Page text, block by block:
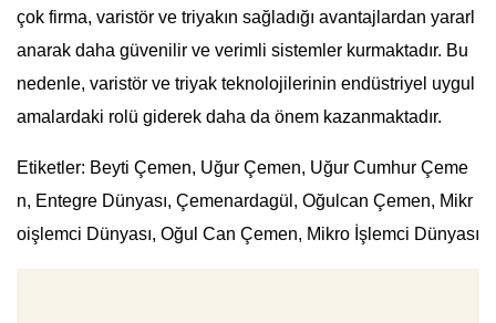
çok firma, varistör ve triyakın sağladığı avantajlardan yararl
anarak daha güvenilir ve verimli sistemler kurmaktadır. Bu
nedenle, varistör ve triyak teknolojilerinin endüstriyel uygul
amalardaki rolü giderek daha da önem kazanmaktadır.
Etiketler: Beyti Çemen, Uğur Çemen, Uğur Cumhur Çeme
n, Entegre Dünyası, Çemenardagül, Oğulcan Çemen, Mikr
oişlemci Dünyası, Oğul Can Çemen, Mikro İşlemci Dünyası